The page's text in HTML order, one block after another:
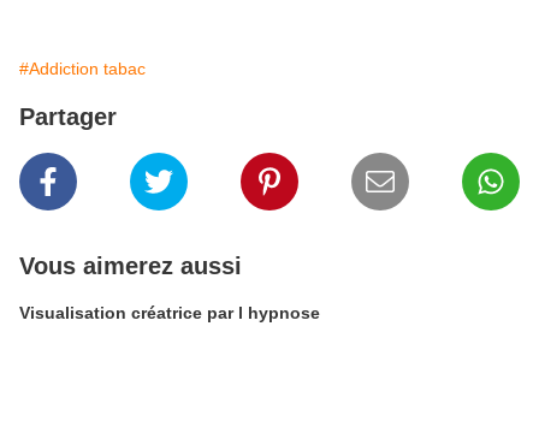
#Addiction tabac
Partager
Vous aimerez aussi
Visualisation créatrice par l hypnose